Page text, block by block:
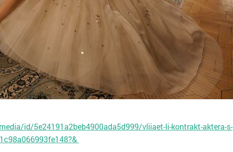
id/5e24191a2beb4900ada5d999/vliiaet-li-kontrakt-aktera-s-